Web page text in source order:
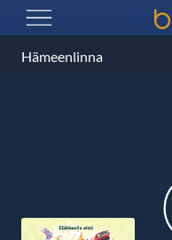
ÖPPNA MENYN